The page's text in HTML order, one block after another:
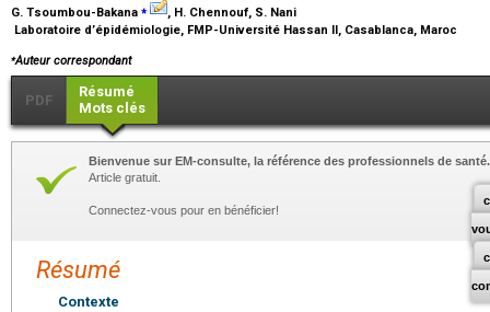
G. Tsoumbou-Bakana ⁎
, H. Chennouf, S. Nani
Laboratoire d’épidémiologie, FMP-Université Hassan II, Casablanca, Maroc
⁎Auteur correspondant
PDF
Résumé
Mots clés
Bienvenue sur EM-consulte, la référence des professionnels de santé.
Article gratuit.
Connectez-vous pour en bénéficier!
Résumé
Contexte